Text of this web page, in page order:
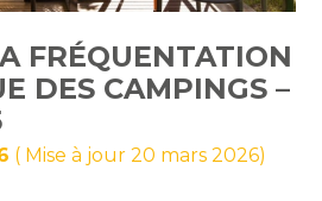
FRÉQUENTATION
DES CAMPINGS –
( Mise à jour 20 mars 2026)